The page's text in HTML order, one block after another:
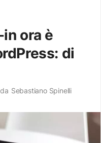
ora è
di
Sebastiano Spinelli